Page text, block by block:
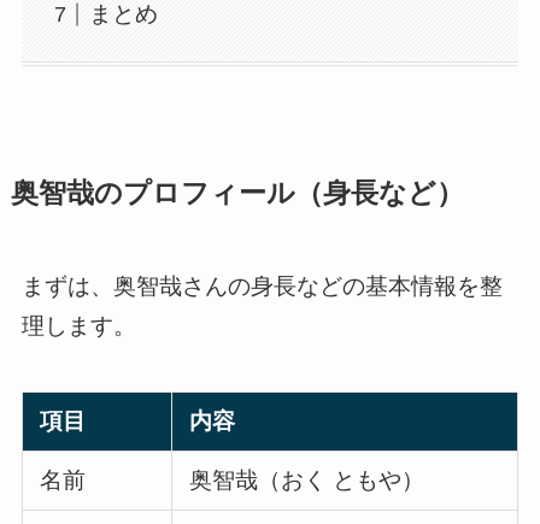
まとめ
奥智哉のプロフィール（身長など）
まずは、奥智哉さんの身長などの基本情報を整
理します。
項目 内容
名前 奥智哉（おく ともや）